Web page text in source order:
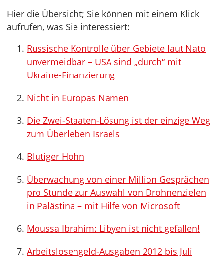
Hier die Übersicht; Sie können mit einem Klick
aufrufen, was Sie interessiert:
Russische Kontrolle über Gebiete laut Nato
unvermeidbar – USA sind „durch“ mit
Ukraine-Finanzierung
Nicht in Europas Namen
Die Zwei-Staaten-Lösung ist der einzige Weg
zum Überleben Israels
Blutiger Hohn
Überwachung von einer Million Gesprächen
pro Stunde zur Auswahl von Drohnenzielen
in Palästina – mit Hilfe von Microsoft
Moussa Ibrahim: Libyen ist nicht gefallen!
Arbeitslosengeld-Ausgaben 2012 bis Juli